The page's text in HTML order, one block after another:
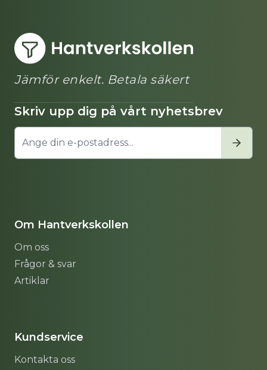
Jämför enkelt. Betala säkert
Skriv upp dig på vårt nyhetsbrev
Om Hantverkskollen
Om oss
Frågor & svar
Artiklar
Kundservice
Kontakta oss